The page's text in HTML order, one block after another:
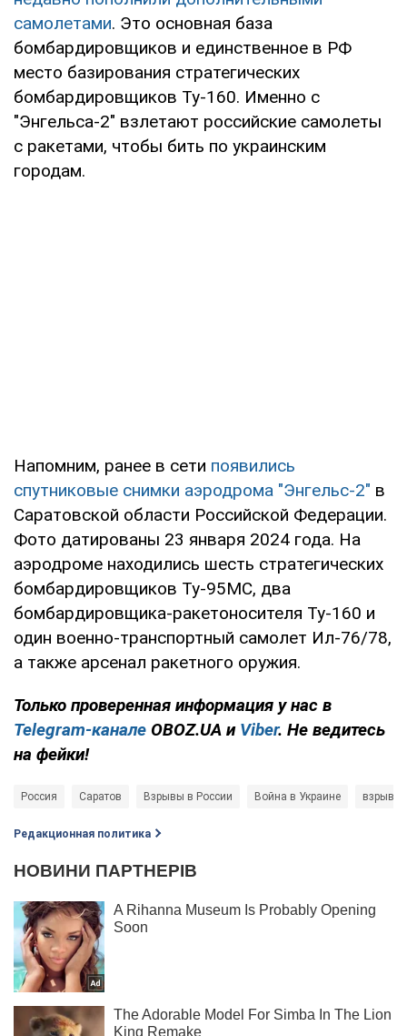
самолетами. Это основная база
бомбардировщиков и единственное в РФ
место базирования стратегических
бомбардировщиков Ту-160. Именно с
"Энгельса-2" взлетают российские самолеты
с ракетами, чтобы бить по украинским
городам.
Напомним, ранее в сети появились
спутниковые снимки аэродрома "Энгельс-2" в
Саратовской области Российской Федерации.
Фото датированы 23 января 2024 года. На
аэродроме находились шесть стратегических
бомбардировщиков Ту-95МС, два
бомбардировщика-ракетоносителя Ту-160 и
один военно-транспортный самолет Ил-76/78,
а также арсенал ракетного оружия.
Только проверенная информация у нас в
Telegram-канале OBOZ.UA и Viber. Не ведитесь
на фейки!
Россия Саратов Взрывы в России Война в Украине взрыв
Редакционная политика